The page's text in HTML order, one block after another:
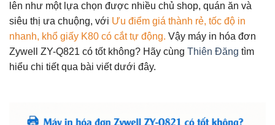
lên như một lựa chọn được nhiều chủ shop, quán ăn và
siêu thị ưa chuộng, với Ưu điểm giá thành rẻ, tốc độ in
nhanh, khổ giấy K80 có cắt tự động. Vậy máy in hóa đơn
Zywell ZY-Q821 có tốt không? Hãy cùng Thiên Đăng tìm
hiểu chi tiết qua bài viết dưới đây.